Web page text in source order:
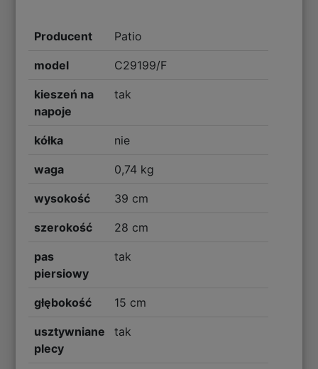
Producent Patio
model C29199/F
kieszeń na
napoje
tak
kółka nie
waga 0,74 kg
wysokość 39 cm
szerokość 28 cm
pas
piersiowy
tak
głębokość 15 cm
usztywniane
plecy
tak